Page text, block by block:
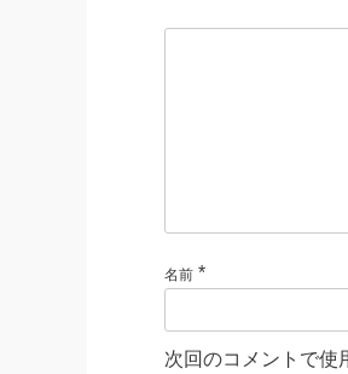
名前 *
次回のコメントで使